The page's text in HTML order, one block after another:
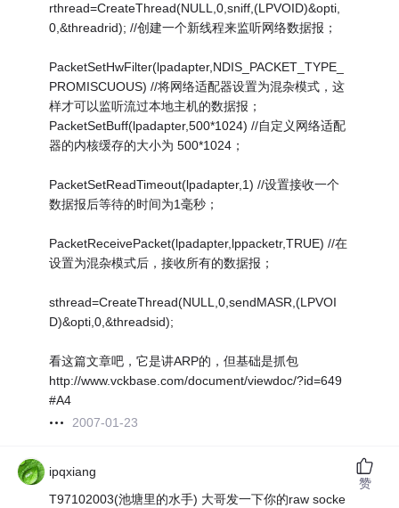
rthread=CreateThread(NULL,0,sniff,(LPVOID)&opti,
0,&threadrid); //创建一个新线程来监听网络数据报；
PacketSetHwFilter(lpadapter,NDIS_PACKET_TYPE_
PROMISCUOUS) //将网络适配器设置为混杂模式，这
样才可以监听流过本地主机的数据报；
PacketSetBuff(lpadapter,500*1024) //自定义网络适配
器的内核缓存的大小为 500*1024；
PacketSetReadTimeout(lpadapter,1) //设置接收一个
数据报后等待的时间为1毫秒；
PacketReceivePacket(lpadapter,lppacketr,TRUE) //在
设置为混杂模式后，接收所有的数据报；
sthread=CreateThread(NULL,0,sendMASR,(LPVOI
D)&opti,0,&threadsid);
看这篇文章吧，它是讲ARP的，但基础是抓包
http://www.vckbase.com/document/viewdoc/?id=649
#A4
2007-01-23
ipqxiang
T97102003(池塘里的水手) 大哥发一下你的raw socke
赞